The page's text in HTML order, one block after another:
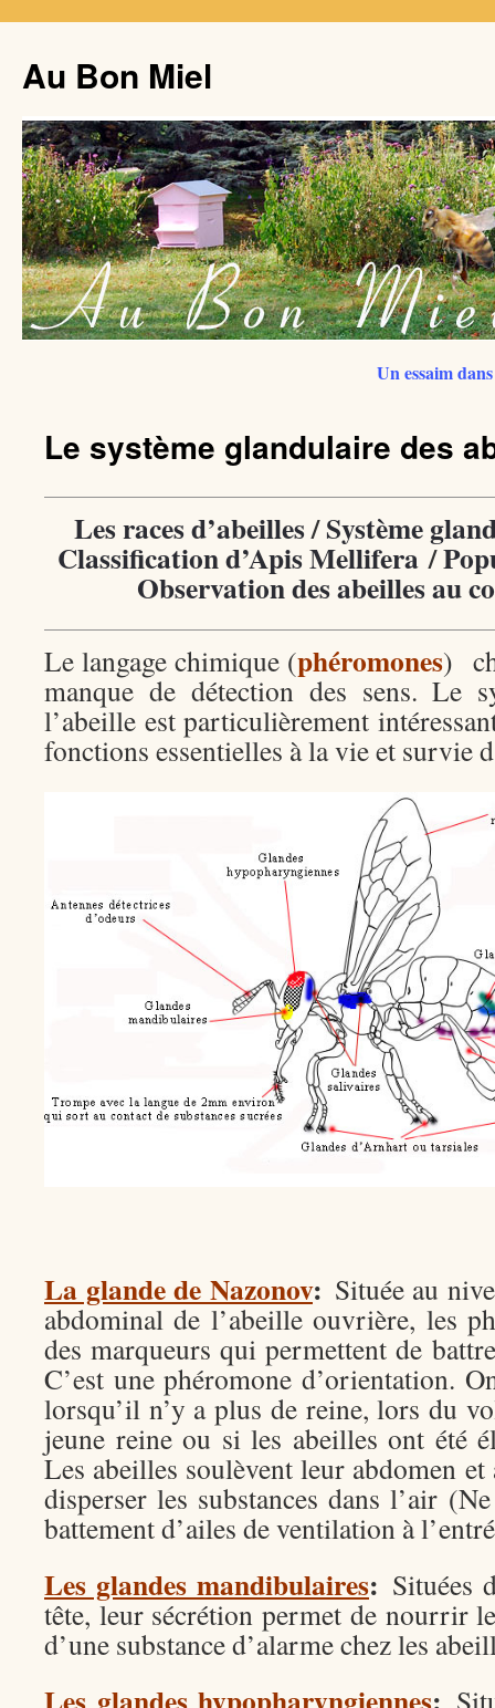
Au Bon Miel
Un essaim
Le système glandulaire des
Les races d’abeilles/Système
Classification d’Apis Mellifera /
Observation des abeilles au
Le langage chimique (phéromones)
manque de détection des sens. Le
l’abeille est particulièrement
fonctions essentielles à la vie et survie
La glande de Nazonov: Située au
abdominal de l’abeille ouvrière, les
des marqueurs qui permettent de
C’est une phéromone d’orientation.
lorsqu’il n’y a plus de reine, lors du
jeune reine ou si les abeilles ont été
Les abeilles soulèvent leur abdomen
disperser les substances dans l’air
battement d’ailes de ventilation à
Les glandes mandibulaires: Situées
tête, leur sécrétion permet de nourrir
d’une substance d’alarme chez les